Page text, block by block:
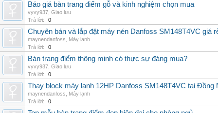
Báo giá bàn trang điểm gỗ và kinh nghiệm chọn mua
vyvy937 Giao lưu
Trả lời:
0
Chuyên bán và lắp đặt máy nén Danfoss SM148T4VC giá
maynendanfoss
Máy lạnh
Trả lời:
0
Bàn trang điểm thông minh có thực sự đáng mua?
vyvy937 Giao lưu
Trả lời:
0
Thay block máy lạnh 12HP Danfoss SM148T4VC tại Đồng
maynendanfoss
Máy lạnh
Trả lời:
0